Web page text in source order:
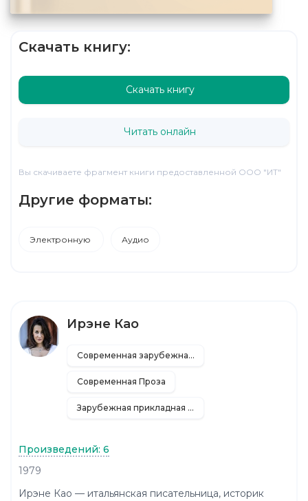
Скачать книгу:
Скачать книгу
Читать онлайн
Вы скачиваете фрагмент книги предоставленной ООО "ИТ"
Другие форматы:
Электронную Аудио
Ирэне Као
Современная зарубежная литература
Современная Проза
Зарубежная прикладная и научно-популярная литература
Произведений: 6
1979
Ирэне Као — итальянская писательница, историк